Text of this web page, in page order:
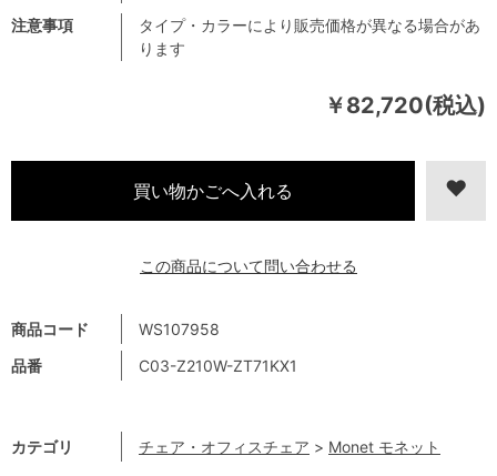
￥82,720(税込)
商品コード
WS107958
品番
C03-Z210W-ZT71KX1
カテゴリ チェア・オフィスチェア > Monet モネット
注意事項
タイプ・カラーにより販売価格が異なる場合があ
ります
この商品について問い合わせる